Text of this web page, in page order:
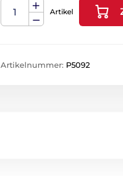
Artikel
Artikelnummer: P5092